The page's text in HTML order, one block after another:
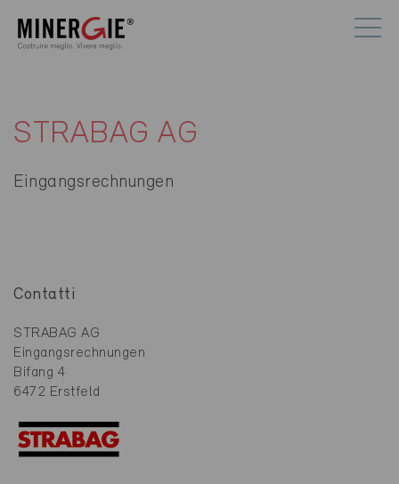
STRABAG AG
Eingangsrechnungen
Contatti
STRABAG AG
Eingangsrechnungen
Bifang 4
6472 Erstfeld